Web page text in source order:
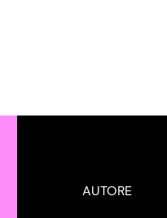
AUTORE